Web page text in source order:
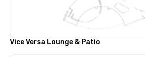
Vice Versa Lounge & Patio